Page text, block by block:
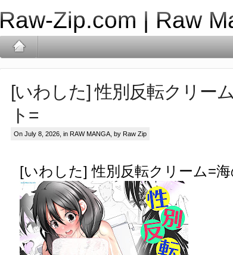
Raw-Zip.com | Raw
[いわした] 性別反転クリー
ト=
On July 8, 2026, in RAW MANGA , by Raw Zip
[いわした] 性別反転クリーム=